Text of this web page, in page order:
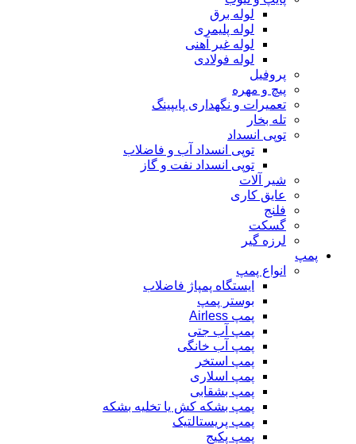
لوله برق
لوله پلیمری
لوله غیر آهنی
لوله فولادی
پروفیل
پیچ و مهره
تعمیرات و نگهداری پایپینگ
تله بخار
توپی انسداد
توپی انسداد آب و فاضلاب
توپی انسداد نفت و گاز
شیر آلات
عایق کاری
فلنج
گسکت
لرزه گیر
پمپ
انواع پمپ
ایستگاه پمپاژ فاضلاب
بوستر پمپ
پمپ Airless
پمپ آب جتی
پمپ آب خانگی
پمپ استخر
پمپ اسلاری
پمپ بشقابی
پمپ بشکه کش یا تخلیه بشکه
پمپ پریستالتیک
پمپ پکیج